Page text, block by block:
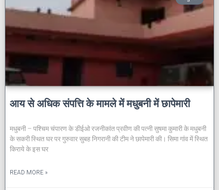
आय से अधिक संपत्ति के मामले में मधुबनी में छापेमारी
मधुबनी – पश्चिम चंपारण के डीईओ रजनीकांत प्रवीण की पत्नी सुषमा कुमारी के मधुबनी
के सकरी स्थित घर पर गुरुवार सुबह निगरानी की टीम ने छापेमारी की। सिमा गांव में स्थित
किराये के इस घर
READ MORE »